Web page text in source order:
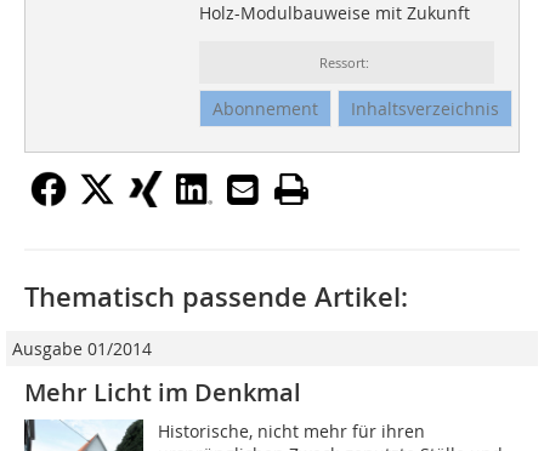
Holz-Modulbauweise mit Zukunft
Ressort:
Abonnement Inhaltsverzeichnis
Thematisch passende Artikel:
Ausgabe 01/2014
Mehr Licht im Denkmal
Historische, nicht mehr für ihren